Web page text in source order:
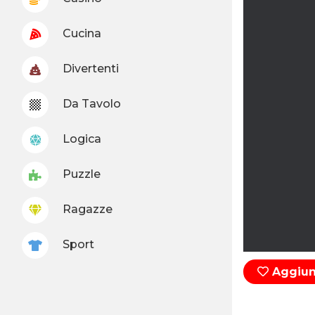
Cucina
Divertenti
Da Tavolo
Logica
Puzzle
Ragazze
Sport